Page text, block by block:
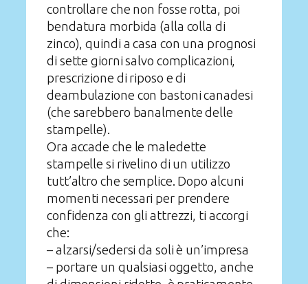
controllare che non fosse rotta, poi
bendatura morbida (alla colla di
zinco), quindi a casa con una prognosi
di sette giorni salvo complicazioni,
prescrizione di riposo e di
deambulazione con bastoni canadesi
(che sarebbero banalmente delle
stampelle).
Ora accade che le maledette
stampelle si rivelino di un utilizzo
tutt’altro che semplice. Dopo alcuni
momenti necessari per prendere
confidenza con gli attrezzi, ti accorgi
che:
– alzarsi/sedersi da soli è un’impresa
– portare un qualsiasi oggetto, anche